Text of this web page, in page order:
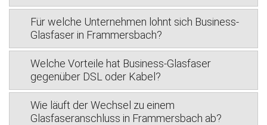
Für welche Unternehmen lohnt sich Business-
Glasfaser in Frammersbach?
Welche Vorteile hat Business-Glasfaser
gegenüber DSL oder Kabel?
Wie läuft der Wechsel zu einem
Glasfaseranschluss in Frammersbach ab?